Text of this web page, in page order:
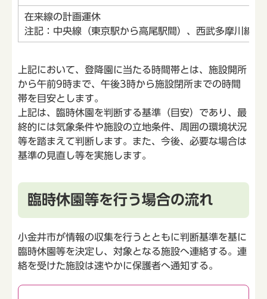
在来線の計画運休
注記：中央線（東京駅から高尾駅間）、西武多摩川線に
上記において、登降園に当たる時間帯とは、施設開所
から午前9時まで、午後3時から施設閉所までの時間
帯を目安とします。
上記は、臨時休園を判断する基準（目安）であり、最
終的には気象条件や施設の立地条件、周囲の環境状況
等を踏まえて判断します。また、今後、必要な場合は
基準の見直し等を実施します。
臨時休園等を行う場合の流れ
小金井市が情報の収集を行うとともに判断基準を基に
臨時休園等を決定し、対象となる施設へ連絡する。連
絡を受けた施設は速やかに保護者へ通知する。